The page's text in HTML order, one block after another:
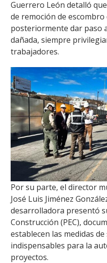
Guerrero León detalló
de remoción de
posteriormente dar paso
dañada, siempre
trabajadores.
Por su parte, el director
José Luis Jiménez
desarrolladora presentó
Construcción (PEC),
establecen las medidas
indispensables para la
proyectos.